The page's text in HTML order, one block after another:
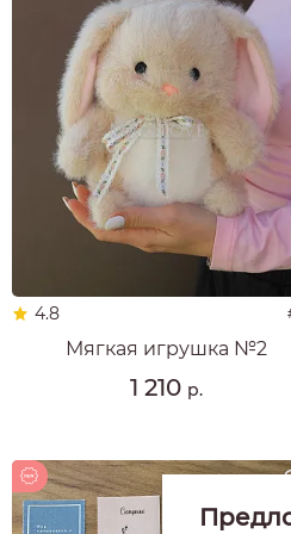
4.8
Мягкая игрушка №2
1 210 р.